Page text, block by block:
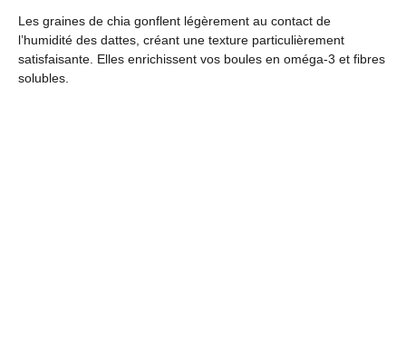
Les graines de chia gonflent légèrement au contact de
l’humidité des dattes, créant une texture particulièrement
satisfaisante. Elles enrichissent vos boules en oméga-3 et fibres
solubles.